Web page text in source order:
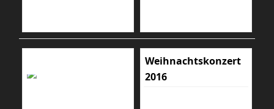
Weihnachtskonzert
2016